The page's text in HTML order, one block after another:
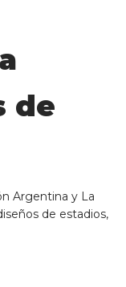
de
Argentina y La
de estadios,